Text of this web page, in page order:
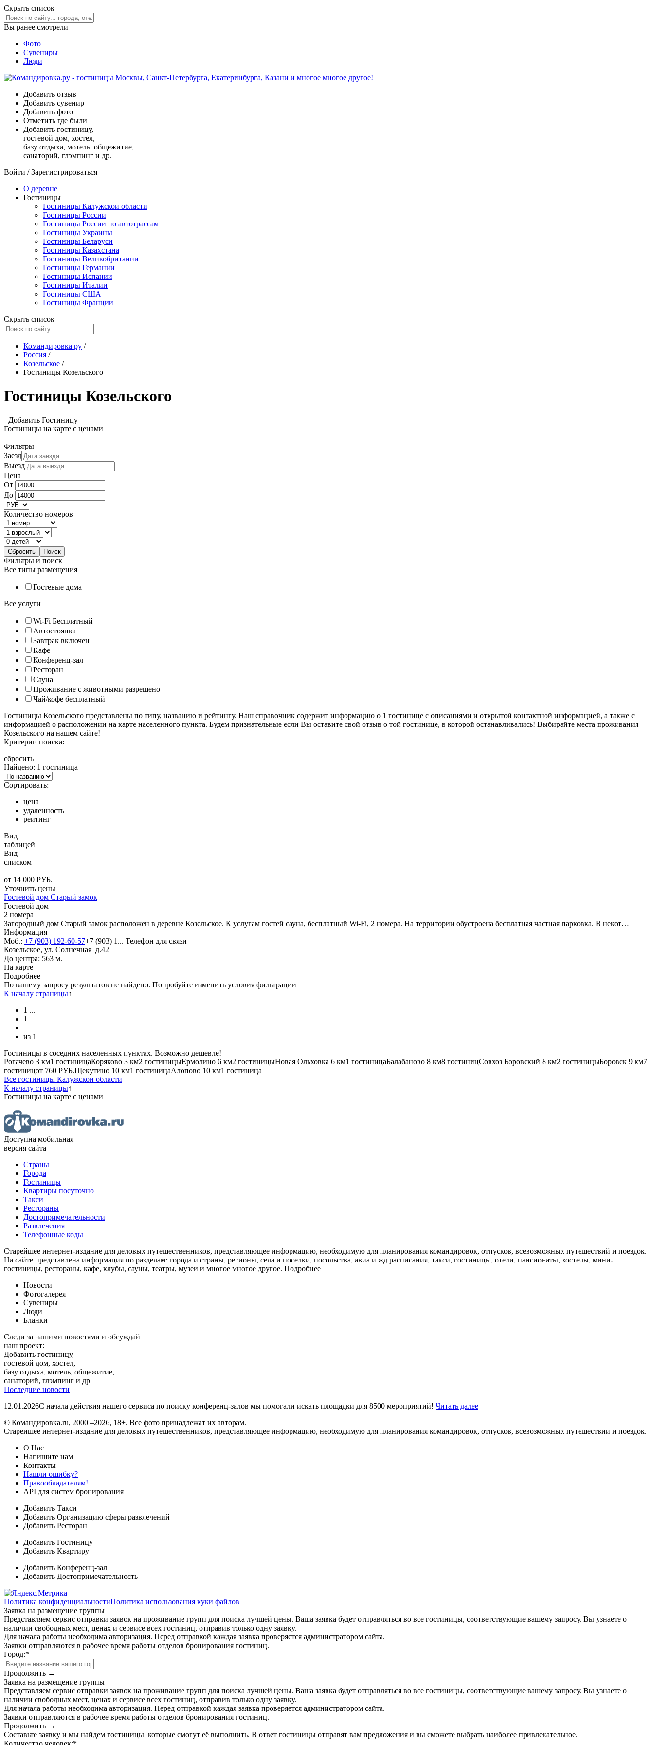
Скрыть список
Вы ранее смотрели
Фото
Сувениры
Люди
Добавить отзыв
Добавить сувенир
Добавить фото
Отметить где были
Добавить гостиницу,
гостевой дом, хостел,
базу отдыха, мотель, общежитие,
санаторий, глэмпинг и др.
Войти /Зарегистрироваться
О деревне
Гостиницы
Гостиницы Калужской области
Гостиницы России
Гостиницы России по автотрассам
Гостиницы Украины
Гостиницы Беларуси
Гостиницы Казахстана
Гостиницы Великобритании
Гостиницы Германии
Гостиницы Испании
Гостиницы Италии
Гостиницы США
Гостиницы Франции
Скрыть список
Командировка.ру /
Россия /
Козельское /
Гостиницы Козельского
Гостиницы Козельского
+Добавить Гостиницу
Гостиницы на карте с ценами
Фильтры
Заезд
Выезд
Цена
От
До
Количество номеров
Фильтры и поиск
Все типы размещения
Гостевые дома
Все услуги
Wi-Fi Бесплатный
Автостоянка
Завтрак включен
Кафе
Конференц-зал
Ресторан
Сауна
Проживание с животными разрешено
Чай/кофе бесплатный
Гостиницы Козельского представлены по типу, названию и рейтингу. Наш справочник содержит информацию о 1 гостинице с описаниями и открытой контактной информацией, а также с
информацией о расположении на карте населенного пункта. Будем признательные если Вы оставите свой отзыв о той гостинице, в которой останавливались! Выбирайте места проживания
Козельского на нашем сайте!
Критерии поиска:
сбросить
Найдено: 1 гостиница
Сортировать:
цена
удаленность
рейтинг
Вид
таблицей
Вид
списком
от 14 000 РУБ.
Уточнить цены
Гостевой дом Старый замок
Гостевой дом
2 номера
Загородный дом Старый замок расположен в деревне Козельское. К услугам гостей сауна, бесплатный Wi-Fi, 2 номера. На территории обустроена бесплатная частная парковка. В некот…
Информация
Моб.: +7 (903) 192-60-57+7 (903) 1... Телефон для связи
Козельское, ул. Солнечная д.42
До центра: 563 м.
На карте
Подробнее
По вашему запросу результатов не найдено. Попробуйте изменить условия фильтрации
К началу страницы↑
1 ...
1
из 1
Гостиницы в соседних населенных пунктах. Возможно дешевле!
Рогачево 3 км1 гостиницаКоряково 3 км2 гостиницыЕрмолино 6 км2 гостиницыНовая Ольховка 6 км1 гостиницаБалабаново 8 км8 гостиницСовхоз Боровский 8 км2 гостиницыБоровск 9 км7
гостиницот 760 РУБ.Щекутино 10 км1 гостиницаАлопово 10 км1 гостиница
Все гостиницы Калужской области
К началу страницы↑
Гостиницы на карте с ценами
Доступна мобильная
версия сайта
Страны
Города
Гостиницы
Квартиры посуточно
Такси
Рестораны
Достопримечательности
Развлечения
Телефонные коды
Старейшее интернет-издание для деловых путешественников, представляющее информацию, необходимую для планирования командировок, отпусков, всевозможных путешествий и поездок.
На сайте представлена информация по разделам: города и страны, регионы, села и поселки, посольства, авиа и жд расписания, такси, гостиницы, отели, пансионаты, хостелы, мини-
гостиницы, рестораны, кафе, клубы, сауны, театры, музеи и многое многое другое. Подробнее
Новости
Фотогалерея
Сувениры
Люди
Бланки
Следи за нашими новостями и обсуждай
наш проект:
Добавить гостиницу,
гостевой дом, хостел,
базу отдыха, мотель, общежитие,
санаторий, глэмпинг и др.
Последние новости
12.01.2026С начала действия нашего сервиса по поиску конференц-залов мы помогали искать площадки для 8500 мероприятий! Читать далее
© Командировка.ru, 2000 –2026, 18+. Все фото принадлежат их авторам.
Старейшее интернет-издание для деловых путешественников, представляющее информацию, необходимую для планирования командировок, отпусков, всевозможных путешествий и поездок.
О Нас
Напишите нам
Контакты
Нашли ошибку?
Правообладателям!
API для систем бронирования
Добавить Такси
Добавить Организацию сферы развлечений
Добавить Ресторан
Добавить Гостиницу
Добавить Квартиру
Добавить Конференц-зал
Добавить Достопримечательность
Политика конфиденциальностиПолитика использования куки файлов
Заявка на размещение группы
Представляем сервис отправки заявок на проживание групп для поиска лучшей цены. Ваша заявка будет отправляться во все гостиницы, соответствующие вашему запросу. Вы узнаете о
наличии свободных мест, ценах и сервисе всех гостиниц, отправив только одну заявку.
Для начала работы необходима авторизация. Перед отправкой каждая заявка проверяется администратором сайта.
Заявки отправляются в рабочее время работы отделов бронирования гостиниц.
Город:*
Продолжить →
Заявка на размещение группы
Представляем сервис отправки заявок на проживание групп для поиска лучшей цены. Ваша заявка будет отправляться во все гостиницы, соответствующие вашему запросу. Вы узнаете о
наличии свободных мест, ценах и сервисе всех гостиниц, отправив только одну заявку.
Для начала работы необходима авторизация. Перед отправкой каждая заявка проверяется администратором сайта.
Заявки отправляются в рабочее время работы отделов бронирования гостиниц.
Продолжить →
Составьте заявку и мы найдем гостиницы, которые смогут её выполнить. В ответ гостиницы отправят вам предложения и вы сможете выбрать наиболее привлекательное.
Количество человек:*